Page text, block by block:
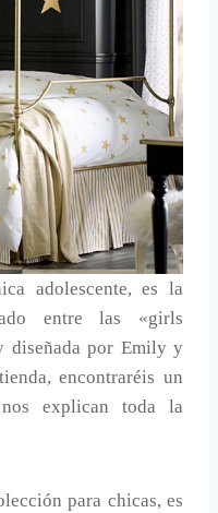
adolescente, es la
entre las «girls
diseñada por Emily y
encontraréis un
explican toda la
para chicas, es